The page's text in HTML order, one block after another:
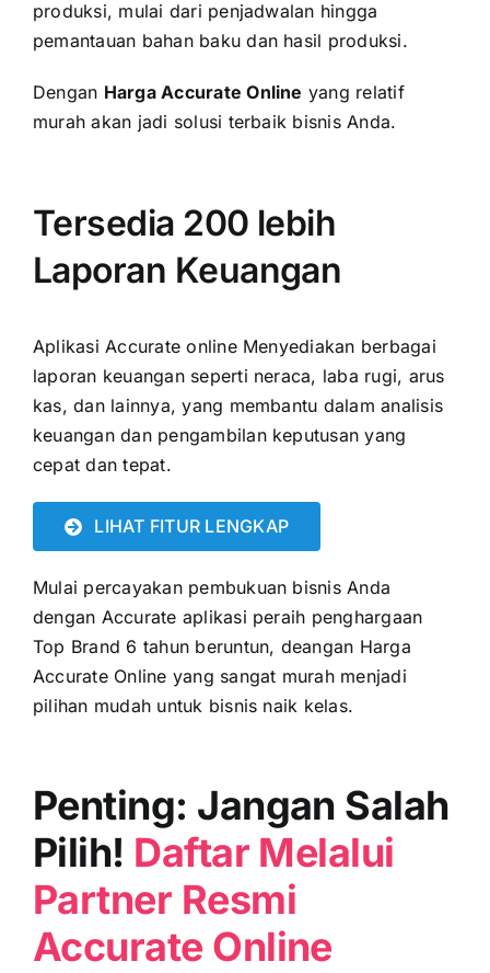
produksi, mulai dari penjadwalan hingga
pemantauan bahan baku dan hasil produksi.
Dengan Harga Accurate Online yang relatif
murah akan jadi solusi terbaik bisnis Anda.
Tersedia 200 lebih
Laporan Keuangan
Aplikasi Accurate onlineMenyediakan berbagai
laporan keuangan seperti neraca, laba rugi, arus
kas, dan lainnya, yang membantu dalam analisis
keuangan dan pengambilan keputusan yang
cepat dan tepat.
LIHAT FITUR LENGKAP
Mulai percayakan pembukuan bisnis Anda
dengan Accurate aplikasi peraih penghargaan
Top Brand 6 tahun beruntun, deangan Harga
Accurate Online yang sangat murah menjadi
pilihan mudah untuk bisnis naik kelas.
Penting: Jangan Salah
Pilih! Daftar Melalui
Partner Resmi
Accurate Online